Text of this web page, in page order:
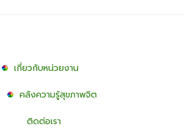
เกี่ยวกับหน่วยงาน
คลังความรู้สุขภาพจิต
ติดต่อเรา